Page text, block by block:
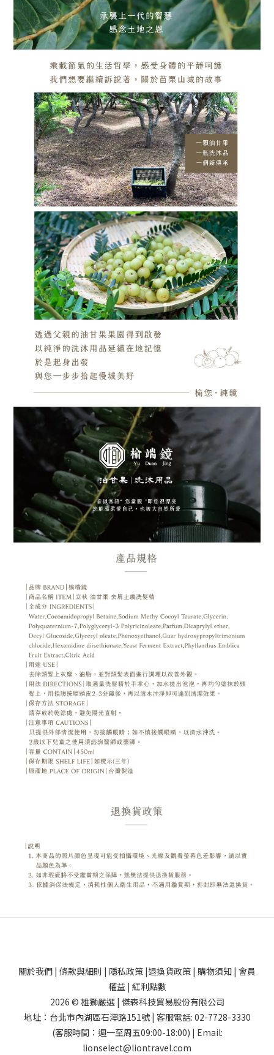
關於我們 | 條款與細則 | 隱私政策 |退換貨政策 | 購物須知 | 會員
權益| 紅利點數
2026 © 雄獅嚴選 | 傑森科技貿易股份有限公司
地址：台北市內湖區石潭路151號 | 客服電話: 02-7728-3330
(客服時間：週一至周五09:00-18:00) | Email:
lionselect@liontravel.com